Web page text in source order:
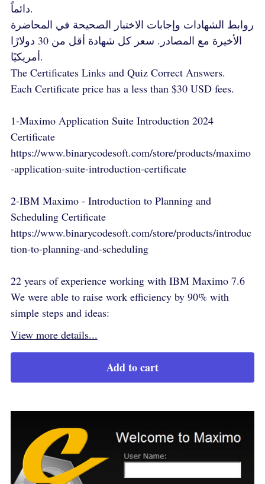
دائماً.
روابط الشهادات وإجابات الاختبار الصحيحة في المحاضرة
الأخيرة مع المصادر. سعر كل شهادة أقل من 30 دولارًا
أمريكيًا.
The Certificates Links and Quiz Correct Answers.
Each Certificate price has a less than $30 USD fees.
1-Maximo Application Suite Introduction 2024
Certificate
https://www.binarycodesoft.com/store/products/maximo
-application-suite-introduction-certificate
2-IBM Maximo - Introduction to Planning and
Scheduling Certificate
https://www.binarycodesoft.com/store/products/introduc
tion-to-planning-and-scheduling
22 years of experience working with IBM Maximo 7.6
We were able to raise work efficiency by 90% with
simple steps and ideas:
View more details...
Add to cart